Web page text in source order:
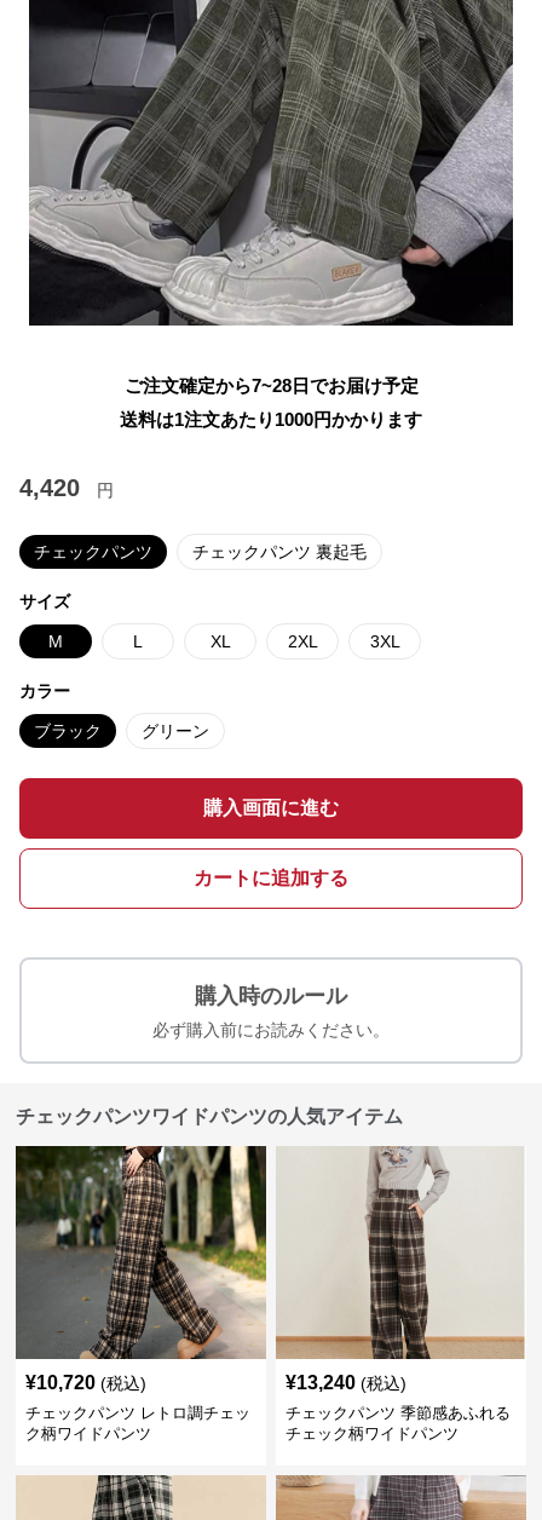
ご注文確定から7~28日でお届け予定
送料は1注文あたり 1000円かかります
4,420 円
チェックパンツ チェックパンツ 裏起毛
サイズ
M L XL 2XL 3XL
カラー
ブラック グリーン
購入画面に進む
カートに追加する
購入時のルール
必ず購入前にお読みください。
チェックパンツワイドパンツの人気アイテム
¥10,720 (税込)
チェックパンツ レトロ調チェッ
ク柄ワイドパンツ
¥13,240 (税込)
チェックパンツ 季節感あふれる
チェック柄ワイドパンツ